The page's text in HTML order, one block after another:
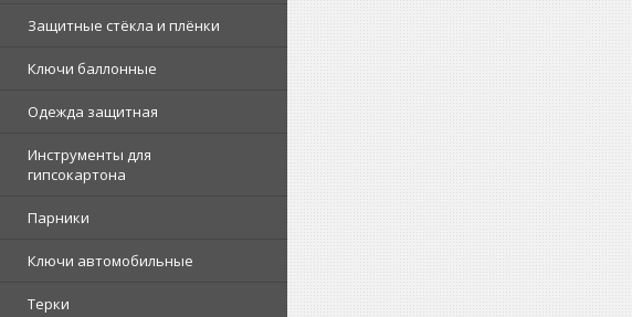
Защитные стёкла и плёнки
Ключи баллонные
Одежда защитная
Инструменты для
гипсокартона
Парники
Ключи автомобильные
Терки